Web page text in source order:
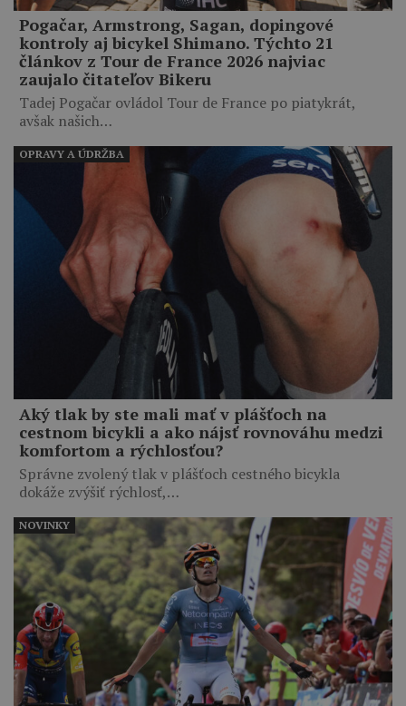
Pogačar, Armstrong, Sagan, dopingové
kontroly aj bicykel Shimano. Týchto 21
článkov z Tour de France 2026 najviac
zaujalo čitateľov Bikeru
Tadej Pogačar ovládol Tour de France po piatykrát,
avšak našich…
Aký tlak by ste mali mať v plášťoch na
cestnom bicykli a ako nájsť rovnováhu medzi
komfortom a rýchlosťou?
Správne zvolený tlak v plášťoch cestného bicykla
dokáže zvýšiť rýchlosť,…
OPRAVY A ÚDRŽBA
NOVINKY